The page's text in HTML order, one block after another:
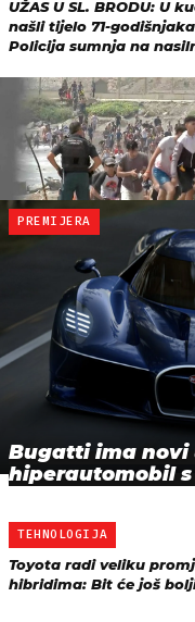
PREMIJERA
Bugatti ima
hiperautomobil s
TEHNOLOGIJA
Toyota radi veliku
hibridima: Bit će još